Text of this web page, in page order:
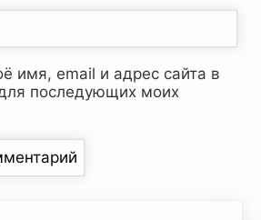
имя, email и адрес сайта в
последующих моих